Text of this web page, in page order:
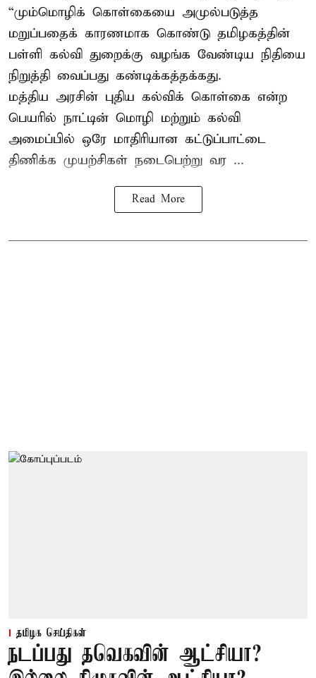
“மும்மொழிக் கொள்கையை அமுல்படுத்த
மறுப்பதைக் காரணமாக கொண்டு தமிழகத்தின்
பள்ளி கல்வி துறைக்கு வழங்க வேண்டிய நிதியை
நிறுத்தி வைப்பது கண்டிக்கத்தக்கது.
மத்திய அரசின் புதிய கல்விக் கொள்கை என்ற
பெயரில் நாட்டின் மொழி மற்றும் கல்வி
அமைப்பில் ஒரே மாதிரியான கட்டுப்பாட்டை
திணிக்க முயற்சிகள் நடைபெற்று வர ...
Read More
தமிழக செய்திகள்
நடப்பது தவெகவின் ஆட்சியா?